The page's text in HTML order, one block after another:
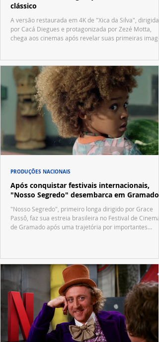
clássico
A versão restaurada em 4K de "Xica da Silva", dirigida
por Cacá Diegues e protagonizada por Zezé Motta,
chega aos cinemas após revelar suas primeiras
Após conquistar festivais internacionais,
"Nosso Segredo" desembarca em Gramado
"Nosso Segredo", primeiro longa dirigido por Grace
Passô, faz sua estreia brasileira no Festival de Cinema
de Gramado após uma trajetória por importantes
PRODUÇÕES NACIONAIS